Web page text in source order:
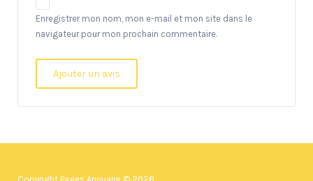
Enregistrer mon nom, mon e-mail et mon site dans le
navigateur pour mon prochain commentaire.